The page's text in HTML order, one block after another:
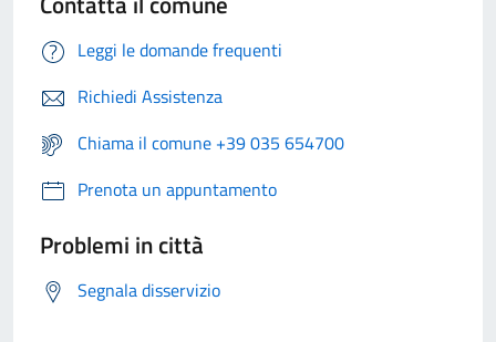
Leggi le domande frequenti
Richiedi Assistenza
Chiama il comune +39 035 654700
Prenota un appuntamento
Problemi in città
Segnala disservizio